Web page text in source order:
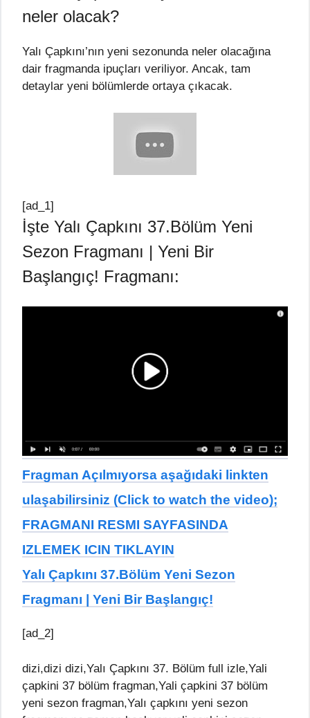
neler olacak?
Yalı Çapkını’nın yeni sezonunda neler olacağına
dair fragmanda ipuçları veriliyor. Ancak, tam
detaylar yeni bölümlerde ortaya çıkacak.
[ad_1]
İşte Yalı Çapkını 37.Bölüm Yeni
Sezon Fragmanı | Yeni Bir
Başlangıç! Fragmanı:
Fragman Açılmıyorsa aşağıdaki linkten
ulaşabilirsiniz (Click to watch the video);
FRAGMANI RESMI SAYFASINDA
IZLEMEK ICIN TIKLAYIN
Yalı Çapkını 37.Bölüm Yeni Sezon
Fragmanı | Yeni Bir Başlangıç!
[ad_2]
dizi,dizi dizi,Yalı Çapkını 37. Bölüm full izle,Yali
çapkini 37 bölüm fragman,Yali çapkini 37 bölüm
yeni sezon fragman,Yalı çapkını yeni sezon